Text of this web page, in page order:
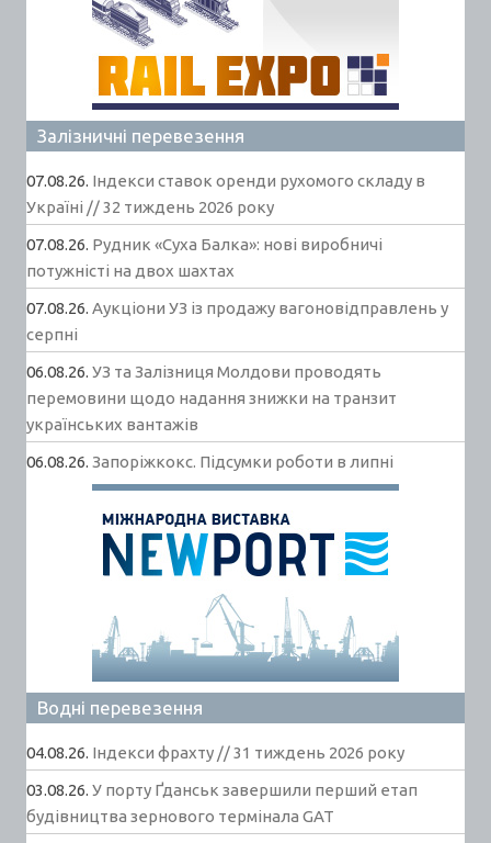
Залізничні перевезення
07.08.26. Індекси ставок оренди рухомого складу в
Україні // 32 тиждень 2026 року
07.08.26. Рудник «Суха Балка»: нові виробничі
потужністі на двох шахтах
07.08.26. Аукціони УЗ із продажу вагоновідправлень у
серпні
06.08.26. УЗ та Залізниця Молдови проводять
перемовини щодо надання знижки на транзит
українських вантажів
06.08.26. Запоріжкокс. Підсумки роботи в липні
Водні перевезення
04.08.26. Індекси фрахту // 31 тиждень 2026 року
03.08.26. У порту Ґданськ завершили перший етап
будівництва зернового термінала GAT